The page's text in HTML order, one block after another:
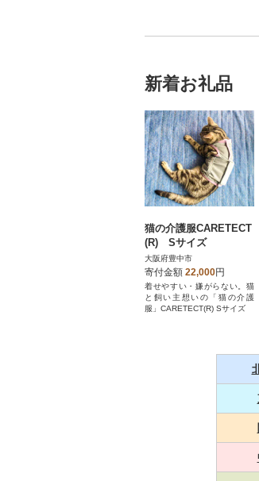
新着お礼品
猫の介護服CARETECT
(R) Sサイズ
大阪府豊中市
寄付金額 22,000円
着せやすい・嫌がらない。猫
と飼い主想いの「猫の介護
服」CARETECT(R) Sサイズ